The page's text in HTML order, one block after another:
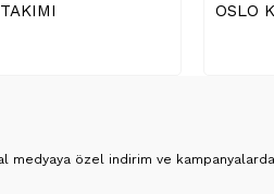
TAKIMI
medyaya özel indirim ve